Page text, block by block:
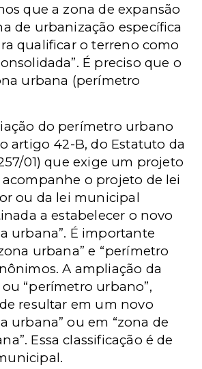
que a zona de expansão
de urbanização específica
qualificar o terreno como
É preciso que o
urbana (perímetro
do perímetro urbano
artigo 42-B, do Estatuto da
01) que exige um projeto
o projeto de lei
ou da lei municipal
a estabelecer o novo
urbana”. É importante
urbana” e “perímetro
A ampliação da
ou “perímetro urbano”,
resultar em um novo
urbana” ou em “zona de
Essa classificação é de